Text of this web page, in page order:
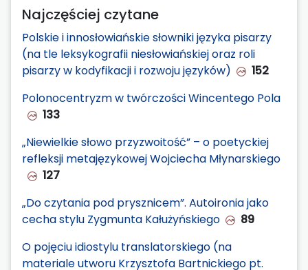
Najczęściej czytane
Polskie i innosłowiańskie słowniki języka pisarzy
(na tle leksykografii niesłowiańskiej oraz roli
pisarzy w kodyfikacji i rozwoju języków)
152
Polonocentryzm w twórczości Wincentego Pola
133
„Niewielkie słowo przyzwoitość” – o poetyckiej
refleksji metajęzykowej Wojciecha Młynarskiego
127
„Do czytania pod prysznicem”. Autoironia jako
cecha stylu Zygmunta Kałużyńskiego
89
O pojęciu idiostylu translatorskiego (na
materiale utworu Krzysztofa Bartnickiego pt.